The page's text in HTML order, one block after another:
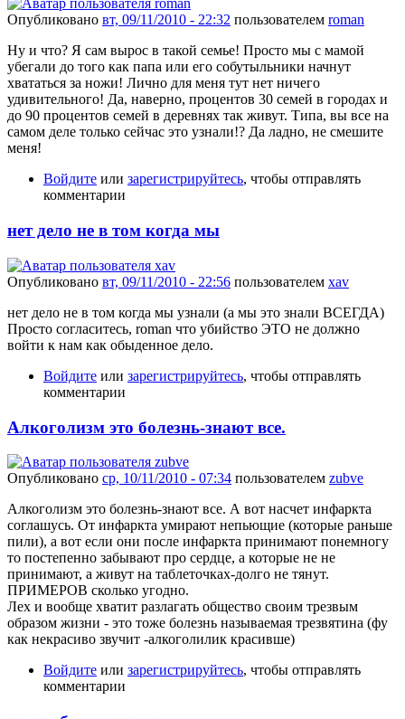
Опубликовано вт, 09/11/2010 - 22:32 пользователем roman
Ну и что? Я сам вырос в такой семье! Просто мы с мамой
убегали до того как папа или его собутыльники начнут
хвататься за ножи! Лично для меня тут нет ничего
удивительного! Да, наверно, процентов 30 семей в городах и
до 90 процентов семей в деревнях так живут. Типа, вы все на
самом деле только сейчас это узнали!? Да ладно, не смешите
меня!
Войдите или зарегистрируйтесь, чтобы отправлять
комментарии
нет дело не в том когда мы
Опубликовано вт, 09/11/2010 - 22:56 пользователем xav
нет дело не в том когда мы узнали (а мы это знали ВСЕГДА)
Просто согласитесь, roman что убийство ЭТО не должно
войти к нам как обыденное дело.
Войдите или зарегистрируйтесь, чтобы отправлять
комментарии
Алкоголизм это болезнь-знают все.
Опубликовано ср, 10/11/2010 - 07:34 пользователем zubve
Алкоголизм это болезнь-знают все. А вот насчет инфаркта
соглашусь. От инфаркта умирают непьющие (которые раньше
пили), а вот если они после инфаркта принимают понемногу
то постепенно забывают про сердце, а которые не не
принимают, а живут на таблеточках-долго не тянут.
ПРИМЕРОВ сколько угодно.
Лех и вообще хватит разлагать общество своим трезвым
образом жизни - это тоже болезнь называемая трезвятина (фу
как некрасиво звучит -алкоголилик красивше)
Войдите или зарегистрируйтесь, чтобы отправлять
комментарии